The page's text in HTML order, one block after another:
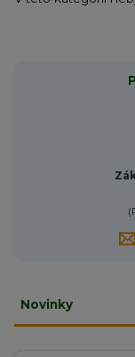
Novinky